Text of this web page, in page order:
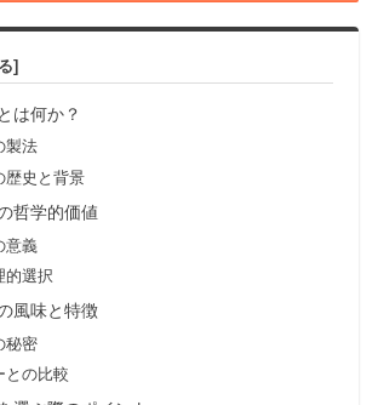
は何か？
製法
歴史と背景
哲学的価値
意義
的選択
風味と特徴
秘密
との比較